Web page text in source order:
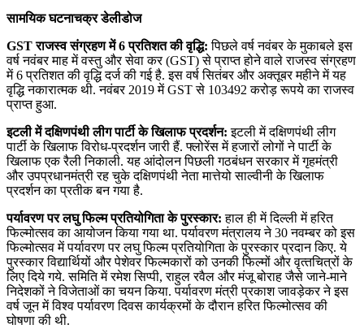
सामयिक घटनाचक्र डेलीडोज
GST राजस्‍व संग्रहण में 6 प्रतिशत की वृद्धि: पिछले वर्ष नवंबर के मुकाबले इस
वर्ष नवंबर माह में वस्‍तु और सेवा कर (GST) से प्राप्‍त होने वाले राजस्‍व संग्रहण
में 6 प्रतिशत की वृद्धि दर्ज की गई है. इस वर्ष सितंबर और अक्‍तूबर महीने में यह
वृद्धि नकारात्‍मक थी. नवंबर 2019 में GST से 103492 करोड़ रूपये का राजस्‍व
प्राप्‍त हुआ.
इटली में दक्षिणपंथी लीग पार्टी के खिलाफ प्रदर्शन: इटली में दक्षिणपंथी लीग
पार्टी के खिलाफ विरोध-प्रदर्शन जारी हैं. फ्लोरेंस में हजारों लोगों ने पार्टी के
खिलाफ एक रैली निकाली. यह आंदोलन पिछली गठबंधन सरकार में गृहमंत्री
और उपप्रधानमंत्री रह चुके दक्षिणपंथी नेता मात्तेयो साल्‍वीनी के खिलाफ
प्रदर्शन का प्रतीक बन गया है.
पर्यावरण पर लघु फिल्‍म प्रतियोगिता के पुरस्‍कार: हाल ही में दिल्ली में हरित
फिल्‍मोत्‍सव का आयोजन किया गया था. पर्यावरण मंत्रालय ने 30 नवम्बर को इस
फिल्‍मोत्‍सव में पर्यावरण पर लघु फिल्‍म प्रतियोगिता के पुरस्‍कार प्रदान किए. ये
पुरस्‍कार विद्यार्थियों और पेशेवर फिल्‍मकारों को उनकी फिल्‍मों और वृत्‍तचित्रों के
लिए दिये गये. समिति में रमेश सिप्‍पी, राहुल रवैल और मंजू बोराह जैसे जाने-माने
निदेशकों ने विजेताओं का चयन किया. पर्यावरण मंत्री प्रकाश जावड़ेकर ने इस
वर्ष जून में विश्‍व पर्यावरण दिवस कार्यक्रमों के दौरान हरित फिल्‍मोत्‍सव की
घोषणा की थी.